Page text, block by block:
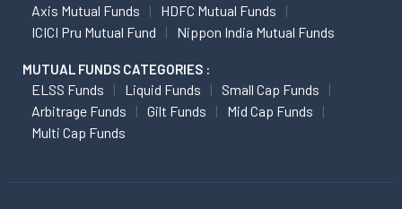
Axis Mutual Funds
HDFC Mutual Funds
ICICI Pru Mutual Fund
Nippon India Mutual Funds
MUTUAL FUNDS CATEGORIES :
ELSS Funds Liquid Funds
Small Cap Funds
Arbitrage Funds
Gilt Funds
Mid Cap Funds
Multi Cap Funds